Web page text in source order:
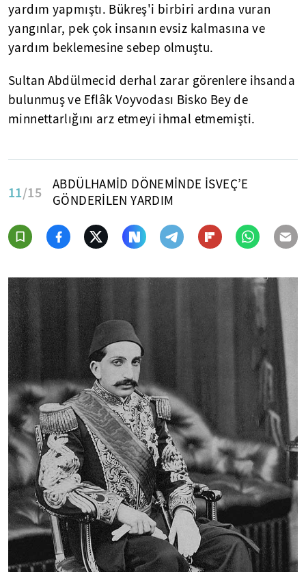
yardım yapmıştı. Bükreş'i birbiri ardına vuran
yangınlar, pek çok insanın evsiz kalmasına ve
yardım beklemesine sebep olmuştu.
Sultan Abdülmecid derhal zarar görenlere ihsanda
bulunmuş ve Eflâk Voyvodası Bisko Bey de
minnettarlığını arz etmeyi ihmal etmemişti.
11/15
ABDÜLHAMİD DÖNEMİNDE İSVEÇ’E
GÖNDERİLEN YARDIM